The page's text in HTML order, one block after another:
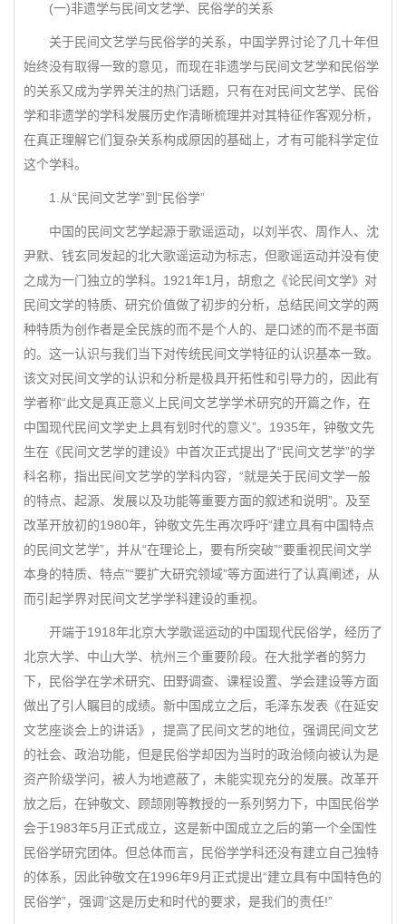
(一)非遗学与民间文艺学、民俗学的关系
关于民间文艺学与民俗学的关系，中国学界讨论了几十年但
始终没有取得一致的意见，而现在非遗学与民间文艺学和民俗学
的关系又成为学界关注的热门话题，只有在对民间文艺学、民俗
学和非遗学的学科发展历史作清晰梳理并对其特征作客观分析，
在真正理解它们复杂关系构成原因的基础上，才有可能科学定位
这个学科。
1.从“民间文艺学”到“民俗学”
中国的民间文艺学起源于歌谣运动，以刘半农、周作人、沈
尹默、钱玄同发起的北大歌谣运动为标志，但歌谣运动并没有使
之成为一门独立的学科。1921年1月，胡愈之《论民间文学》对
民间文学的特质、研究价值做了初步的分析，总结民间文学的两
种特质为创作者是全民族的而不是个人的、是口述的而不是书面
的。这一认识与我们当下对传统民间文学特征的认识基本一致。
该文对民间文学的认识和分析是极具开拓性和引导力的，因此有
学者称“此文是真正意义上民间文艺学学术研究的开篇之作，在
中国现代民间文学史上具有划时代的意义”。1935年，钟敬文先
生在《民间文艺学的建设》中首次正式提出了“民间文艺学”的学
科名称，指出民间文艺学的学科内容，“就是关于民间文学一般
的特点、起源、发展以及功能等重要方面的叙述和说明”。及至
改革开放初的1980年，钟敬文先生再次呼吁“建立具有中国特点
的民间文艺学”，并从“在理论上，要有所突破”“要重视民间文学
本身的特质、特点”“要扩大研究领域”等方面进行了认真阐述，从
而引起学界对民间文艺学学科建设的重视。
开端于1918年北京大学歌谣运动的中国现代民俗学，经历了
北京大学、中山大学、杭州三个重要阶段。在大批学者的努力
下，民俗学在学术研究、田野调查、课程设置、学会建设等方面
做出了引人瞩目的成绩。新中国成立之后，毛泽东发表《在延安
文艺座谈会上的讲话》，提高了民间文艺的地位，强调民间文艺
的社会、政治功能，但是民俗学却因为当时的政治倾向被认为是
资产阶级学问，被人为地遮蔽了，未能实现充分的发展。改革开
放之后，在钟敬文、顾颉刚等教授的一系列努力下，中国民俗学
会于1983年5月正式成立，这是新中国成立之后的第一个全国性
民俗学研究团体。但总体而言，民俗学学科还没有建立自己独特
的体系，因此钟敬文在1996年9月正式提出“建立具有中国特色的
民俗学”，强调“这是历史和时代的要求，是我们的责任!”